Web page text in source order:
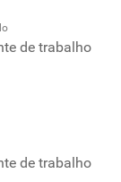
de trabalho
de trabalho